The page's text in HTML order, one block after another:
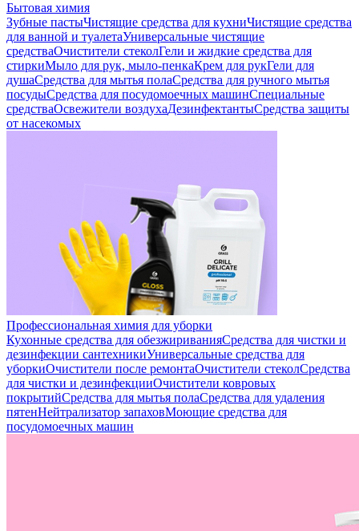
Бытовая химия
Зубные пастыЧистящие средства для кухниЧистящие средства
для ванной и туалетаУниверсальные чистящие
средстваОчистители стеколГели и жидкие средства для
стиркиМыло для рук, мыло-пенкаКрем для рукГели для
душаСредства для мытья полаСредства для ручного мытья
посудыСредства для посудомоечных машинСпециальные
средстваОсвежители воздухаДезинфектантыСредства защиты
от насекомых
Профессиональная химия для уборки
Кухонные средства для обезжириванияСредства для чистки и
дезинфекции сантехникиУниверсальные средства для
уборкиОчистители после ремонтаОчистители стеколСредства
для чистки и дезинфекцииОчистители ковровых
покрытийСредства для мытья полаСредства для удаления
пятенНейтрализатор запаховМоющие средства для
посудомоечных машин